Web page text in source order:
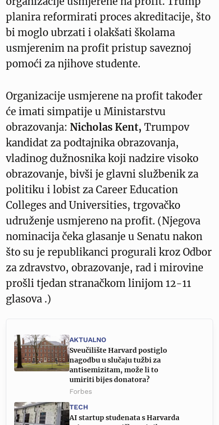
planira reformirati proces akreditacije, što
bi moglo ubrzati i olakšati školama
usmjerenim na profit pristup saveznoj
pomoći za njihove studente.
Organizacije usmjerene na profit također
će imati simpatije u Ministarstvu
obrazovanja: Nicholas Kent, Trumpov
kandidat za podtajnika obrazovanja,
vladinog dužnosnika koji nadzire visoko
obrazovanje, bivši je glavni službenik za
politiku i lobist za Career Education
Colleges and Universities, trgovačko
udruženje usmjereno na profit. (Njegova
nominacija čeka glasanje u Senatu nakon
što su je republikanci progurali kroz Odbor
za zdravstvo, obrazovanje, rad i mirovine
prošli tjedan stranačkom linijom 12-11
glasova .)
AKTUALNO
Sveučilište Harvard postiglo
nagodbu u slučaju tužbi za
antisemizitam, može li to
umiriti bijes donatora?
Forbes
TECH
AI startup studenata s Harvarda